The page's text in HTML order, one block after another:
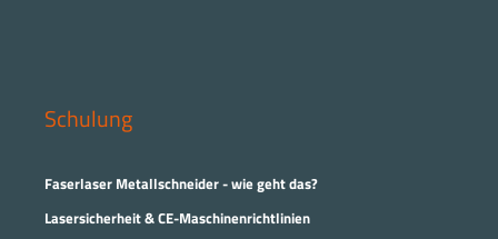
Schulung
Faserlaser Metallschneider - wie geht das?
Lasersicherheit & CE-Maschinenrichtlinien